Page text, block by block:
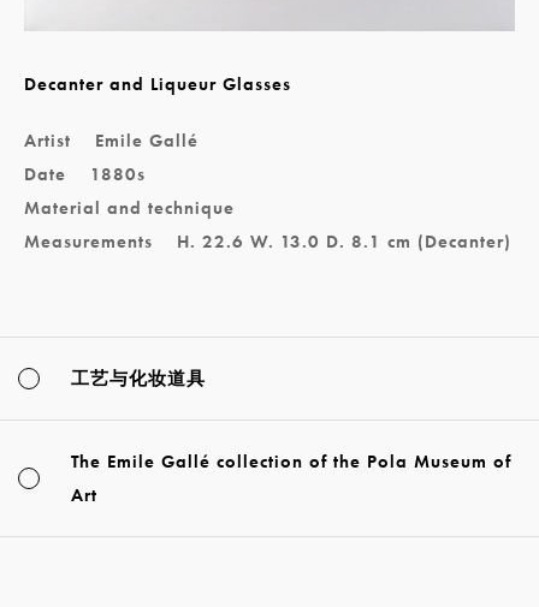
Decanter and Liqueur Glasses
Artist
Emile Gallé
Date
1880s
Material and technique
Measurements
H. 22.6 W. 13.0 D. 8.1 cm (Decanter)
工艺与化妆道具
The Emile Gallé collection of the Pola Museum of
Art